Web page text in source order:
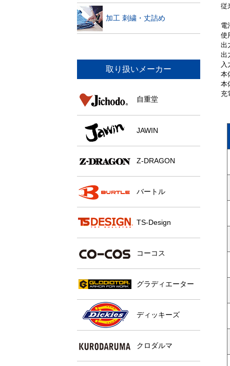
加工 刺繍・丈詰め
取り扱いメーカー
自重堂
JAWIN
Z-DRAGON
バートル
TS-Design
コーコス
グラディエーター
ディッキーズ
クロダルマ
従
電
使
出
出
入
本
本
充